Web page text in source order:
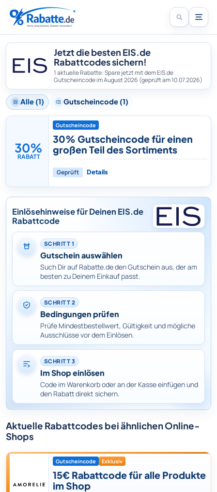
Jetzt die besten EIS.de
Rabattcodes sichern!
1 aktuelle Rabatte: Spare jetzt mit dem EIS.de
Gutscheincode im August 2026 (geprüft am 10.07.2026)
Alle (1) Gutscheincode (1)
30%
RABATT
Gutscheincode
30% Gutscheincode für einen
großen Teil des Sortiments
Geprüft Details
Einlösehinweise für Deinen EIS.de
Rabattcode
SCHRITT 1
Gutschein auswählen
Such Dir auf Rabatte.de den Gutschein aus, der am
besten zu Deinem Einkauf passt.
SCHRITT 2
Bedingungen prüfen
Prüfe Mindestbestellwert, Gültigkeit und mögliche
Ausschlüsse vor dem Einlösen.
SCHRITT 3
Im Shop einlösen
Code im Warenkorb oder an der Kasse einfügen und
den Rabatt direkt sichern.
Aktuelle Rabattcodes bei ähnlichen Online-
Shops
Gutscheincode Exklusiv
15€ Rabattcode für alle Produkte
im Shop